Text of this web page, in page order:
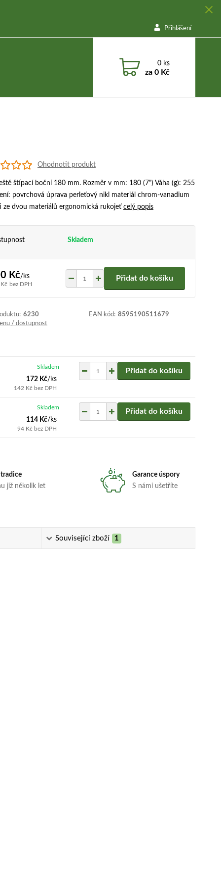
Přihlášení
0 ks
za0 Kč
Ohodnotit produkt
štípací boční 180 mm. Rozměr v mm: 180 (7") Váha (g): 255
povrchová úprava perleťový nikl materiál chrom-vanadium
ze dvou materiálů ergonomická rukojeť celý popis
Skladem
Kč/ks
bez DPH
Přidat do košíku
6230 EAN kód: 8595190511679
/ dostupnost
172 Kč/ ks
142 Kč bez DPH
Skladem Přidat do košíku
114 Kč/ ks
94 Kč bez DPH
Skladem Přidat do košíku
již několik let
Garance úspory
S námi ušetříte
Související zboží 1